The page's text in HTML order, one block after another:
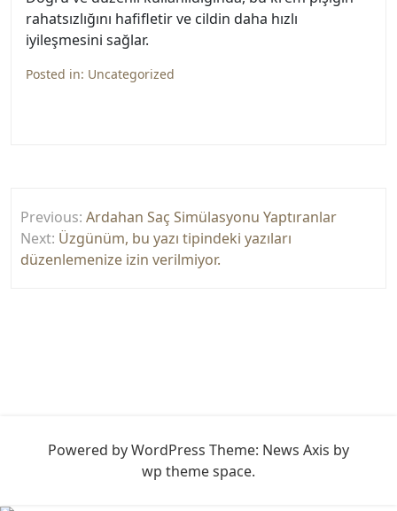
rahatsızlığını hafifletir ve cildin daha hızlı
iyileşmesini sağlar.
Posted in: Uncategorized
gezinmesi
Previous: Ardahan Saç Simülasyonu Yaptıranlar
Next: Üzgünüm, bu yazı tipindeki yazıları
düzenlemenize izin verilmiyor.
Powered by WordPress Theme: News Axis by
wp theme space.